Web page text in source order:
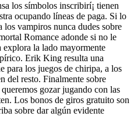
los símbolos inscribirí¡ tienen
ocupando líneas de paga. Si lo
vampiros nunca dudes sobre
Romance adonde si no le
explora la lado mayormente
Erik King resulta una
para los juegos de chiripa, a los
del resto. Finalmente sobre
gozar jugando con las
Los bonos de giros gratuito son
sobre dar algún evidente